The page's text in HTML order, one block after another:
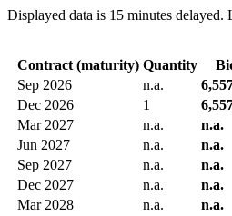
Displayed data is 15 minutes delayed.
Contract (maturity) Quantity
Sep 2026
n.a.
Dec 2026
1
Mar 2027
n.a. n.a.
Jun 2027
n.a. n.a.
Sep 2027
n.a. n.a.
Dec 2027
n.a. n.a.
Mar 2028
n.a. n.a.